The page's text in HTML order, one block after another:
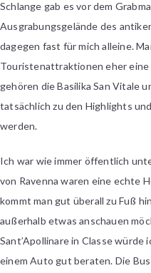
Schlange gab es vor dem
Ausgrabungsgelände des
dagegen fast für mich alleine.
Touristenattraktionen eher eine
gehören die Basilika San Vitale
tatsächlich zu den Highlights
werden.
Ich war wie immer öffentlich
von Ravenna waren eine echte
kommt man gut überall zu Fuß
außerhalb etwas anschauen
Sant’Apollinare in Classe würde
einem Auto gut beraten. Die